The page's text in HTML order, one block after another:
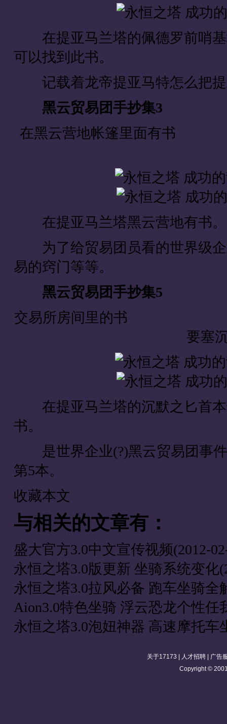
在提亚马兰塔的佩德罗前哨基
可以找到此书。
记载着龙帝提亚马特怎么把提
黑云贸易团手抄集3
在黑云营地帐篷里面
在提亚马兰塔黑云营地有书。
为了给贸易团员看的世界级企
易的窍门等等。
黑云贸易团手抄集5
交易所房间里的书
要塞
在提亚马兰塔的沉默之匕首本
书。
是世界企业(?)黑云贸易团事件
第5本。
收藏本文
与相关的文章有：
盛大官方3.0中文宣传视频(2012-
永恒之塔3.0版更新 坐骑系统变化
永恒之塔3.0拉风必备 跑车坐骑全
Aion3.0特色坐骑 浮云恐龙个性任
永恒之塔3.0泡妞神器 高速摩托车
关于17173 人才招聘|
广告
Copyright ©